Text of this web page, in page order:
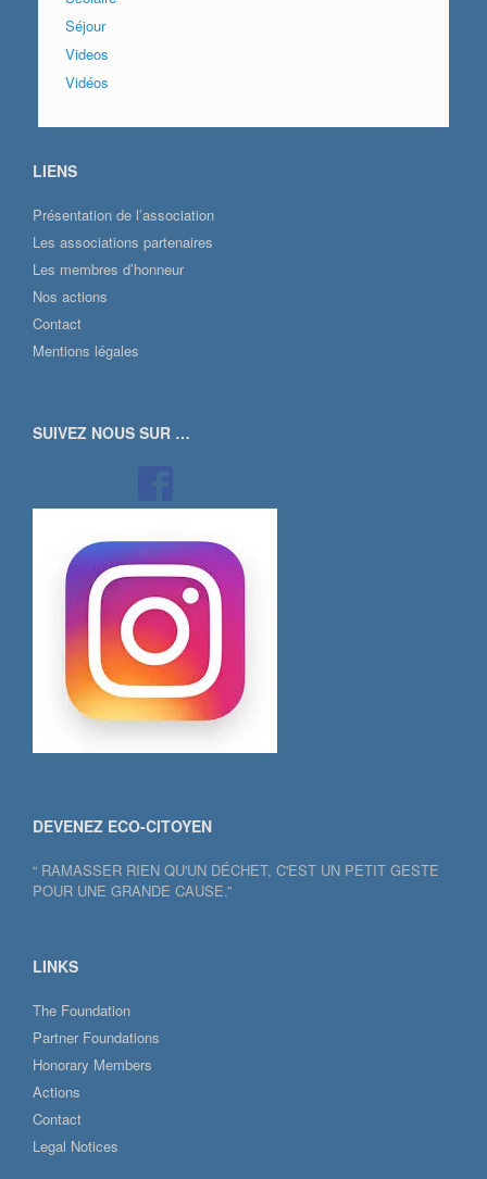
Séjour
Videos
Vidéos
LIENS
Présentation de l’association
Les associations partenaires
Les membres d’honneur
Nos actions
Contact
Mentions légales
SUIVEZ NOUS SUR …
DEVENEZ ECO-CITOYEN
“ RAMASSER RIEN QU'UN DÉCHET, C'EST UN PETIT GESTE
POUR UNE GRANDE CAUSE.”
LINKS
The Foundation
Partner Foundations
Honorary Members
Actions
Contact
Legal Notices